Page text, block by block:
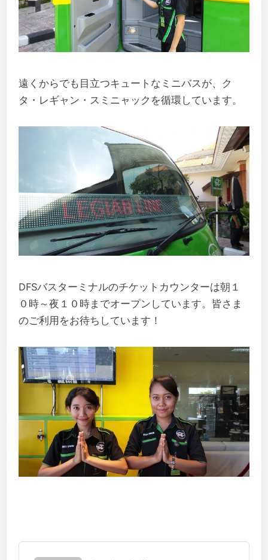
遠くからでも目立つキュートなミニバスが、ク
タ・レギャン・スミニャックを循環しています。
DFSバスターミナルのチケットカウンターは朝１
０時～夜１０時までオープンしています。皆さま
のご利用をお待ちしています！